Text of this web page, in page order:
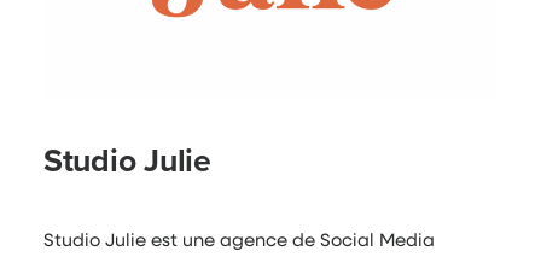
Studio Julie
Studio Julie est une agence de Social Media